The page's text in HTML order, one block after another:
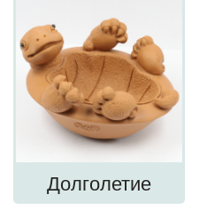
Долголетие